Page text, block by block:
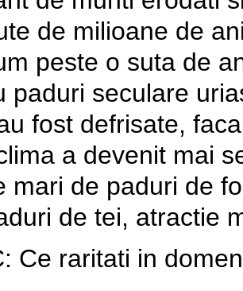
de milioane de
peste o suta de
paduri seculare
fost defrisate,
a devenit mai
mari de paduri de
de tei, atractie
Ce raritati in